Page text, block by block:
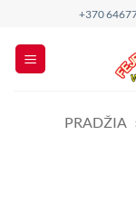
content
+370
PRADŽIA